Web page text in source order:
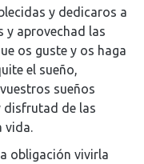
y dedicaros a
y aprovechad las
os guste y os haga
el sueño,
sueños
disfrutad de las
vida.
obligación vivirla